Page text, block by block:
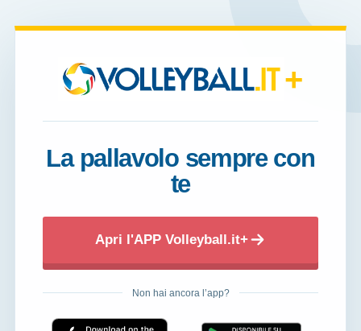
+
La pallavolo sempre con
te
Apri l'APP Volleyball.it+
Non hai ancora l’app?